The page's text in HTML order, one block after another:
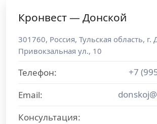
Кронвест — Донской
301760, Россия, Тульская область, г.
Привокзальная ул., 10
Телефон:
+7
Email:
Консультация: